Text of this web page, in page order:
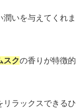
いを与えてくれま
スクの香りが特徴的
リラックスできるひ